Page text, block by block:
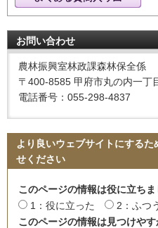
お問い合わせ
農林振興室林政課森林保全係
〒400-8585 甲府市丸の内一丁
電話番号：055-298-4837
より良いウェブサイトにする
せください
このページの情報は役に立ちま
1：役に立った
2：ふつ
このページの情報は見つけやす